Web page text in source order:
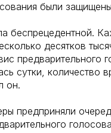
были
беспрецедентной.
десятков
сутки, количество
он.
предприняли